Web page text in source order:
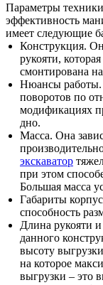
Параметры
эффективность
имеет следующие
Конструкция.
рукояти,
смонтирована
Нюансы работы.
поворотов по
модификациях
дно.
Масса. Она
экскаватор
при этом
Большая масса
Габариты
способность
Длина рукояти и
данного
высоту
на которое
выгрузки – это